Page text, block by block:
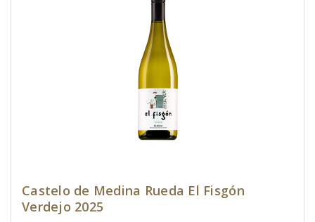
Castelo de Medina Rueda El Fisgón
Verdejo 2025